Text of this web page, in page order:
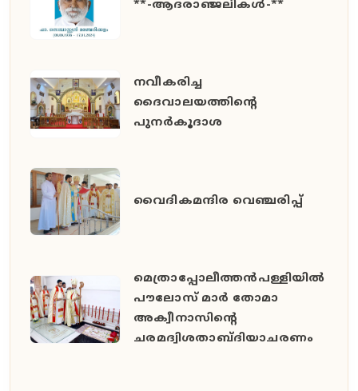
**-ആദരാഞ്ജലികൾ-**
നവീകരിച്ച
ദൈവാലയത്തിന്റെ
പുനർകൂദാശ
വൈദികമന്ദിര വെഞ്ചരിപ്പ്
മെത്രാപ്പോലീത്തൻപള്ളിയിൽ
പൗലോസ് മാർ തോമാ
അക്വീനാസിന്റെ
ചരമദ്വിശതാബ്ദിയാചരണം